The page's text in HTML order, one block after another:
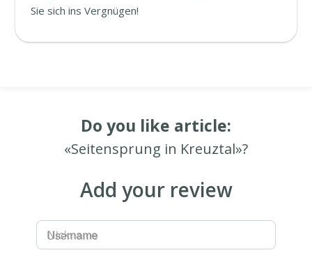
Sie sich ins Vergnügen!
Do you like article:
«Seitensprung in Kreuztal»?
Add your review
Username